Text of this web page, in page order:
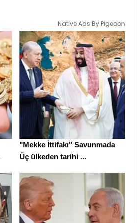
Native Ads By Pigeoon
"Mekke İttifakı" Savunmada
Üç ülkeden tarihi ...